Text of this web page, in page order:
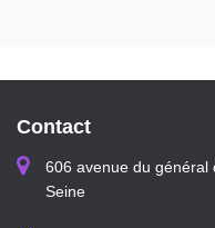
Contact
606 avenue du général
Seine